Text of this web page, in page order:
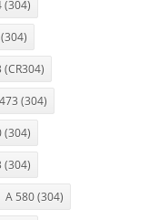
(304)
(CR304)
(304)
(304)
(304)
A 580 (304)